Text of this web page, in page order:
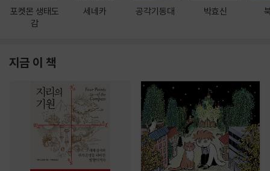
포켓몬 생태도
감
세네카 공각기동대 박효신
지금 이 책